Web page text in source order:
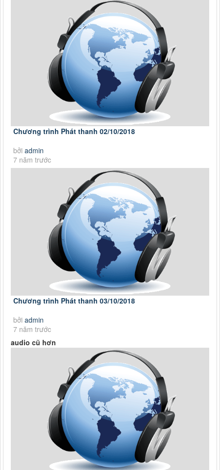
Chương trình Phát thanh 02/10/2018
bởi admin
7 năm trước
Chương trình Phát thanh 03/10/2018
bởi admin
7 năm trước
audio cũ hơn